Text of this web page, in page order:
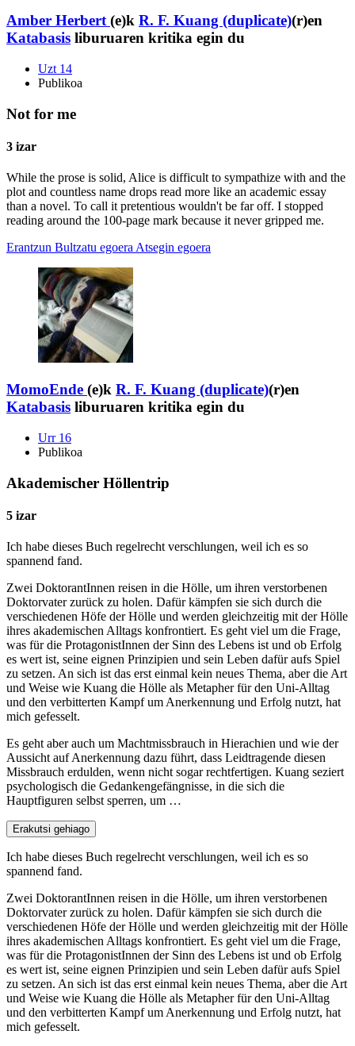
Amber Herbert (e)k R. F. Kuang (duplicate)(r)en
Katabasis liburuaren kritika egin du
Uzt 14
Publikoa
Not for me
3 izar
While the prose is solid, Alice is difficult to sympathize with and the
plot and countless name drops read more like an academic essay
than a novel. To call it pretentious wouldn't be far off. I stopped
reading around the 100-page mark because it never gripped me.
Erantzun Bultzatu egoera Atsegin egoera
MomoEnde (e)k R. F. Kuang (duplicate)(r)en
Katabasis liburuaren kritika egin du
Urr 16
Publikoa
Akademischer Höllentrip
5 izar
Ich habe dieses Buch regelrecht verschlungen, weil ich es so
spannend fand.
Zwei DoktorantInnen reisen in die Hölle, um ihren verstorbenen
Doktorvater zurück zu holen. Dafür kämpfen sie sich durch die
verschiedenen Höfe der Hölle und werden gleichzeitig mit der Hölle
ihres akademischen Alltags konfrontiert. Es geht viel um die Frage,
was für die ProtagonistInnen der Sinn des Lebens ist und ob Erfolg
es wert ist, seine eignen Prinzipien und sein Leben dafür aufs Spiel
zu setzen. An sich ist das erst einmal kein neues Thema, aber die Art
und Weise wie Kuang die Hölle als Metapher für den Uni-Alltag
und den verbitterten Kampf um Anerkennung und Erfolg nutzt, hat
mich gefesselt.
Es geht aber auch um Machtmissbrauch in Hierachien und wie der
Aussicht auf Anerkennung dazu führt, dass Leidtragende diesen
Missbrauch erdulden, wenn nicht sogar rechtfertigen. Kuang seziert
psychologisch die Gedankengefängnisse, in die sich die
Hauptfiguren selbst sperren, um …
Erakutsi gehiago
Ich habe dieses Buch regelrecht verschlungen, weil ich es so
spannend fand.
Zwei DoktorantInnen reisen in die Hölle, um ihren verstorbenen
Doktorvater zurück zu holen. Dafür kämpfen sie sich durch die
verschiedenen Höfe der Hölle und werden gleichzeitig mit der Hölle
ihres akademischen Alltags konfrontiert. Es geht viel um die Frage,
was für die ProtagonistInnen der Sinn des Lebens ist und ob Erfolg
es wert ist, seine eignen Prinzipien und sein Leben dafür aufs Spiel
zu setzen. An sich ist das erst einmal kein neues Thema, aber die Art
und Weise wie Kuang die Hölle als Metapher für den Uni-Alltag
und den verbitterten Kampf um Anerkennung und Erfolg nutzt, hat
mich gefesselt.